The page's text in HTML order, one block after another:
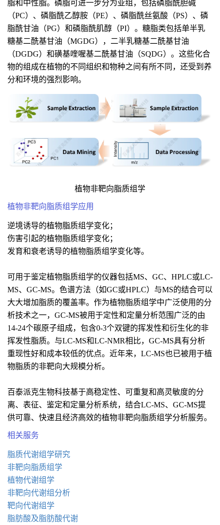
脂和中性脂。磷脂可进一步分为亚组，包括磷脂酰胆碱
（PC）、磷脂酰乙醇胺（PE）、磷脂酰丝氨酸（PS）、磷
脂酰甘油（PG）和磷脂酰肌醇（PI）。糖脂类包括单半乳
糖基二酰基甘油（MGDG），二半乳糖基二酰基甘油
（DGDG）和磺基喹喔基二酰基甘油（SQDG）。这些化合
物的组成在植物的不同组织和物种之间有所不同，还受到养
分和环境的强烈影响。
植物非靶向脂质组学
植物非靶向脂质组学应用
逆境诱导的植物脂质组学变化；
伤害引起的植物脂质组学变化；
发育和衰老诱导的植物脂质组学变化等。
可用于鉴定植物脂质组学的仪器包括MS、GC、HPLC或LC-
MS、GC-MS。色谱方法（如GC或HPLC）与MS的结合可以
大大增加脂质的覆盖率。作为植物脂质组学中广泛使用的分
析技术之一，GC-MS被用于定性和定量分析范围广泛的由
14-24个碳原子组成，包含0-3个双键的挥发性和衍生化的非
挥发性脂质。与LC-MS和LC-NMR相比，GC-MS具有分析
重现性好和成本较低的优点。近年来，LC-MS也已被用于植
物脂质的非靶向大规模分析。
百泰派克生物科技基于高稳定性、可重复和高灵敏度的分
离、表征、鉴定和定量分析系统，结合LC-MS、GC-MS提
供可靠、快速且经济高效的植物非靶向脂质组学分析服务。
相关服务
脂质代谢组学研究
非靶向脂质组学
植物代谢组学
非靶向代谢组分析
靶向代谢组学
脂肪酸及脂肪酸代谢